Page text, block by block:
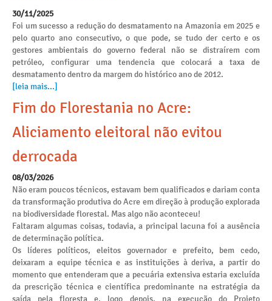
30/11/2025
Foi um sucesso a redução do desmatamento na Amazonia em 2025 e
pelo quarto ano consecutivo, o que pode, se tudo der certo e os
gestores ambientais do governo federal não se distraírem com
petróleo, configurar uma tendencia que colocará a taxa de
desmatamento dentro da margem do histórico ano de 2012.
[leia mais...]
Fim do Florestania no Acre:
Aliciamento eleitoral não evitou
derrocada
08/03/2026
Não eram poucos técnicos, estavam bem qualificados e dariam conta
da transformação produtiva do Acre em direção à produção explorada
na biodiversidade florestal. Mas algo não aconteceu!
Faltaram algumas coisas, todavia, a principal lacuna foi a ausência
de determinação política.
Os líderes políticos, eleitos governador e prefeito, bem cedo,
deixaram a equipe técnica e as instituições à deriva, a partir do
momento que entenderam que a pecuária extensiva estaria excluída
da prescrição técnica e científica predominante na estratégia da
saída pela floresta e, logo depois, na execução do Projeto